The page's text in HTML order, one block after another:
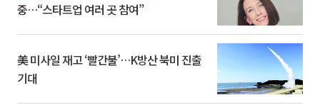
중…“스타트업 여러 곳 참여”
美 미사일 재고 ‘빨간불’…K방산 북미 진출
기대